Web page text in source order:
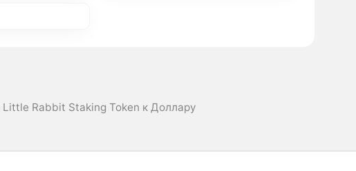
Little Rabbit Staking Token к Доллару